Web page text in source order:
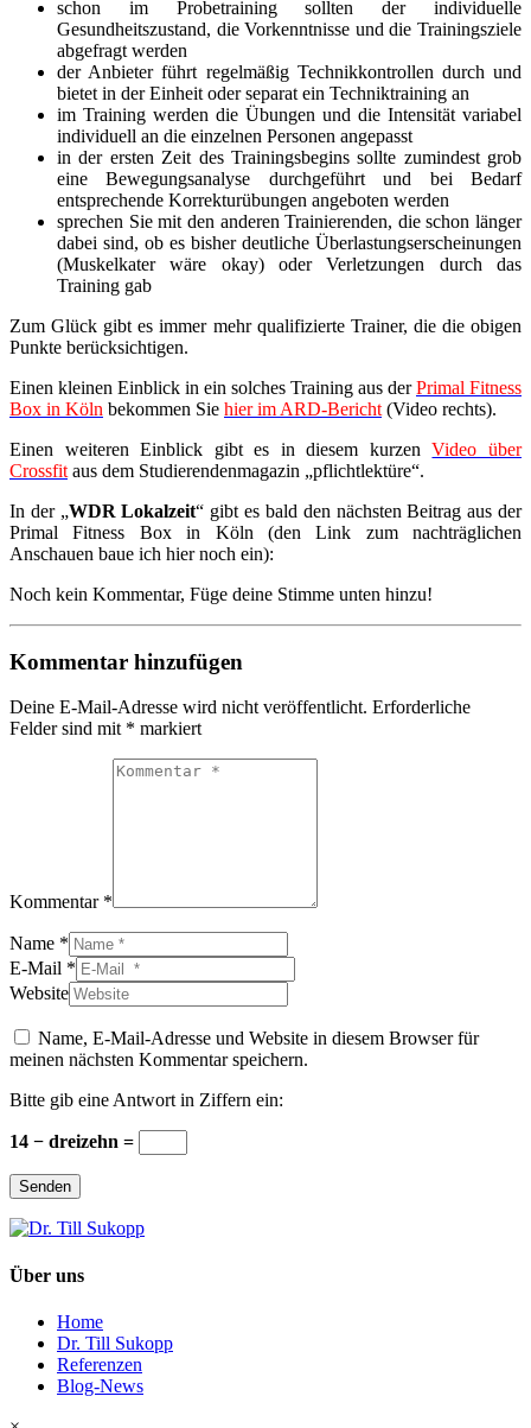
schon im Probetraining sollten der individuelle
Gesundheitszustand, die Vorkenntnisse und die Trainingsziele
abgefragt werden
der Anbieter führt regelmäßig Technikkontrollen durch und
bietet in der Einheit oder separat ein Techniktraining an
im Training werden die Übungen und die Intensität variabel
individuell an die einzelnen Personen angepasst
in der ersten Zeit des Trainingsbegins sollte zumindest grob
eine Bewegungsanalyse durchgeführt und bei Bedarf
entsprechende Korrekturübungen angeboten werden
sprechen Sie mit den anderen Trainierenden, die schon länger
dabei sind, ob es bisher deutliche Überlastungserscheinungen
(Muskelkater wäre okay) oder Verletzungen durch das
Training gab
Zum Glück gibt es immer mehr qualifizierte Trainer, die die obigen
Punkte berücksichtigen.
Einen kleinen Einblick in ein solches Training aus derPrimal Fitness
Box in Köln bekommen Sie hier im ARD-Bericht (Video rechts).
Einen weiteren Einblick gibt es in diesem kurzenVideo über
Crossfit aus dem Studierendenmagazin „pflichtlektüre“.
In der „WDR Lokalzeit“ gibt es bald den nächsten Beitrag aus der
Primal Fitness Box in Köln (den Link zum nachträglichen
Anschauen baue ich hier noch ein):
Noch kein Kommentar, Füge deine Stimme unten hinzu!
Kommentar hinzufügen
Deine E-Mail-Adresse wird nicht veröffentlicht. Erforderliche
Felder sind mit * markiert
Kommentar *
Name *
E-Mail *
Website
Name, E-Mail-Adresse und Website in diesem Browser für
meinen nächsten Kommentar speichern.
Bitte gib eine Antwort in Ziffern ein:
14 − dreizehn =
Senden
Über uns
Home
Dr. Till Sukopp
Referenzen
Blog-News